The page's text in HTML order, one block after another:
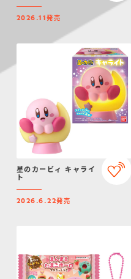
2026.11発売
星のカービィ キャライ
ト
2026.6.22発売